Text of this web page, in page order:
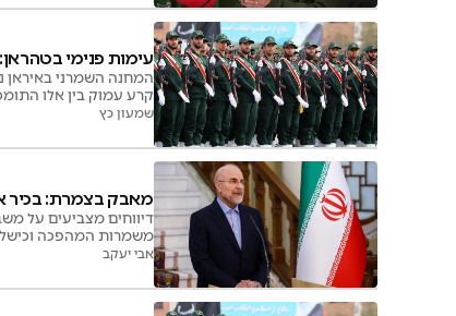
עימות פנימי
המחנה השמרני באיראן
קרע עמוק בין אלו
שמעון כץ
מאבק בצמרת: בכיר
דיווחים מצביעים על
משמרות המהפכה
אבי יעקב